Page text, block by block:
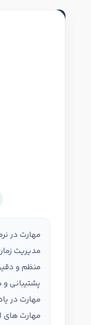
مهارت در
مدیریت
منظم و
پشتیبانی
مهارت در
مهارت های